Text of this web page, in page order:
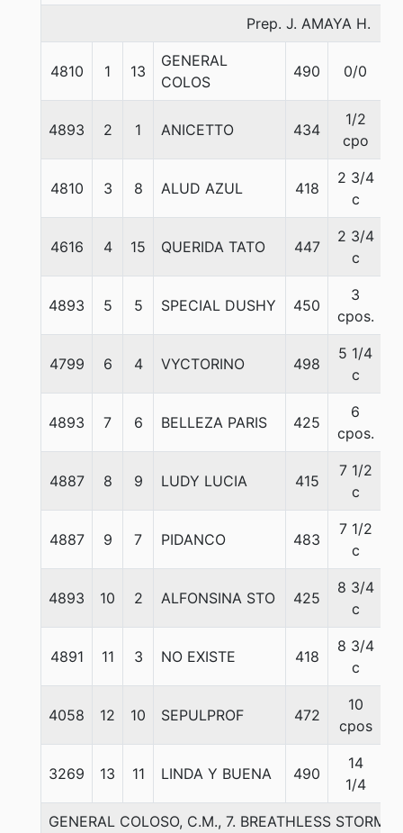
Prep. J. AMAYA H.
4810 1 13
GENERAL
COLOS
490 0/0
4893 2 1 ANICETTO 434
1/2
cpo
4810 3 8 ALUD AZUL 418
2 3/4
c
4616 4 15 QUERIDA TATO 447
2 3/4
c
4893 5 5 SPECIAL DUSHY 450
3
cpos.
4799 6 4 VYCTORINO 498
5 1/4
c
4893 7 6 BELLEZA PARIS 425
6
cpos.
4887 8 9 LUDY LUCIA 415
7 1/2
c
4887 9 7 PIDANCO 483
7 1/2
c
4893 10 2 ALFONSINA STO 425
8 3/4
c
4891 11 3 NO EXISTE 418
8 3/4
c
4058 12 10 SEPULPROF 472
10
cpos
3269 13 11 LINDA Y BUENA 490
14
1/4
GENERAL COLOSO, C.M., 7. BREATHLESS STORM-